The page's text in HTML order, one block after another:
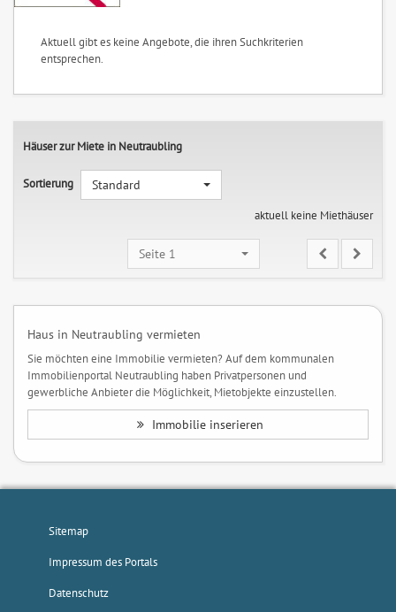
Aktuell gibt es keine Angebote, die ihren Suchkriterien
entsprechen.
Häuser zur Miete in Neutraubling
Sortierung
Standard
aktuell keine Miethäuser
Seite 1
Haus in Neutraubling vermieten
Sie möchten eine Immobilie vermieten? Auf dem kommunalen
Immobilienportal Neutraubling haben Privatpersonen und
gewerbliche Anbieter die Möglichkeit, Mietobjekte einzustellen.
Immobilie inserieren
Sitemap
Impressum des Portals
Datenschutz